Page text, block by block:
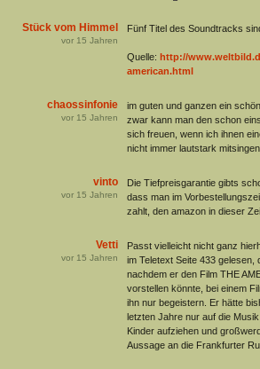
Stück vom Himmel
vor 15 Jahren
Fünf Titel des Soundtracks
Quelle: http://
american.html
chaossinfonie
vor 15 Jahren
im guten und ganzen ein
zwar kann man den schon
sich freuen, wenn ich ihnen
nicht immer lautstark
vinto
vor 15 Jahren
Die Tiefpreisgarantie gibts
dass man im
zahlt, den amazon in dieser
Vetti
vor 15 Jahren
Passt vielleicht nicht ganz
im Teletext Seite 433
nachdem er den Film THE
vorstellen könnte, bei einem
ihn nur begeistern. Er hätte
letzten Jahre nur auf die
Kinder aufziehen und
Aussage an die Frankfurter